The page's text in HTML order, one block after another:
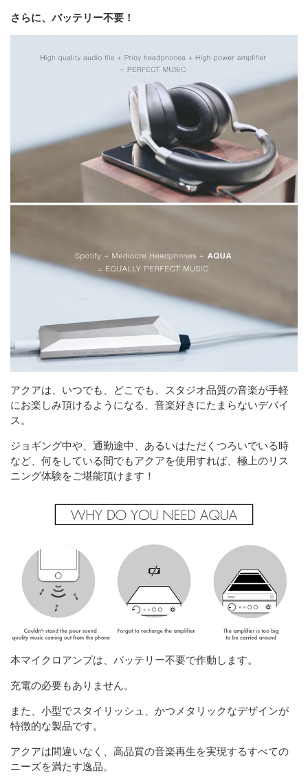
さらに、バッテリー不要！
アクアは、いつでも、どこでも、スタジオ品質の音楽が手軽
にお楽しみ頂けるようになる、音楽好きにたまらないデバイ
ス。
ジョギング中や、通勤途中、あるいはただくつろいでいる時
など、何をしている間でもアクアを使用すれば、極上のリス
ニング体験をご堪能頂けます！
本マイクロアンプは、バッテリー不要で作動します。
充電の必要もありません。
また、小型でスタイリッシュ、かつメタリックなデザインが
特徴的な製品です。
アクアは間違いなく、高品質の音楽再生を実現するすべての
ニーズを満たす逸品。